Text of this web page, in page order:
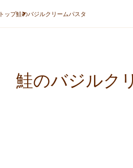
トップ鮭のバジルクリームパスタ
鮭のバジルク